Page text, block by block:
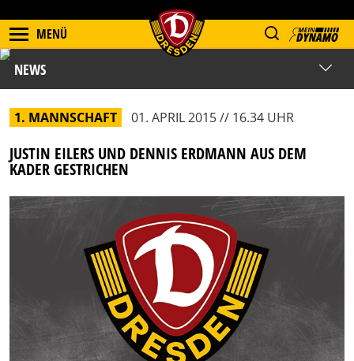
MENÜ
NEWS
1. MANNSCHAFT 01. APRIL 2015 // 16.34 UHR
JUSTIN EILERS UND DENNIS ERDMANN AUS DEM
KADER GESTRICHEN